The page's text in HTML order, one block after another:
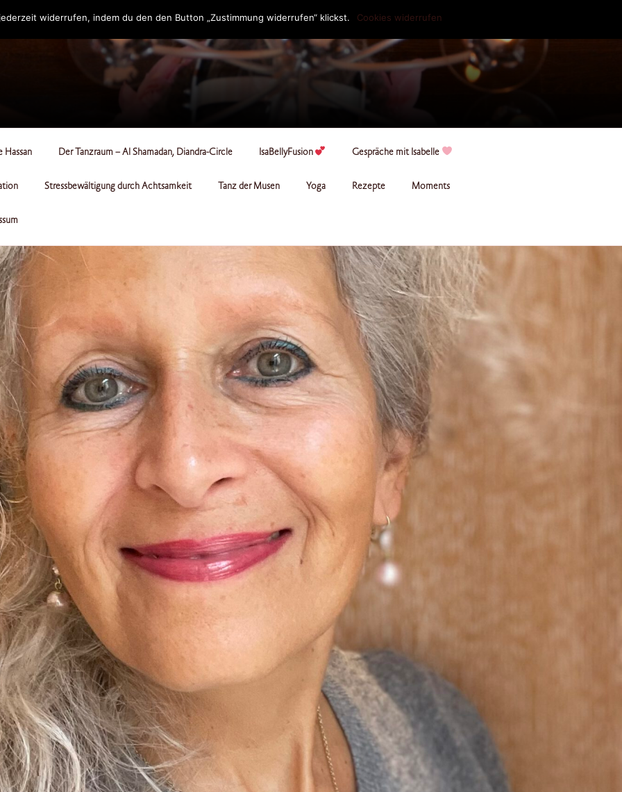
Hassan Der Tanzraum – Al Shamadan, Diandra-Circle IsaBellyFusion Gespräche mit Isabelle
Stressbewältigung durch Achtsamkeit Tanz der Musen Yoga Rezepte Moments
widerrufen, indem du den den Button „Zustimmung widerrufen“ klickst. Cookies widerrufen